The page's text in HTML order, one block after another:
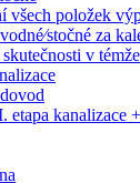
všech položek
za
skutečnosti v
etapa kanalizace